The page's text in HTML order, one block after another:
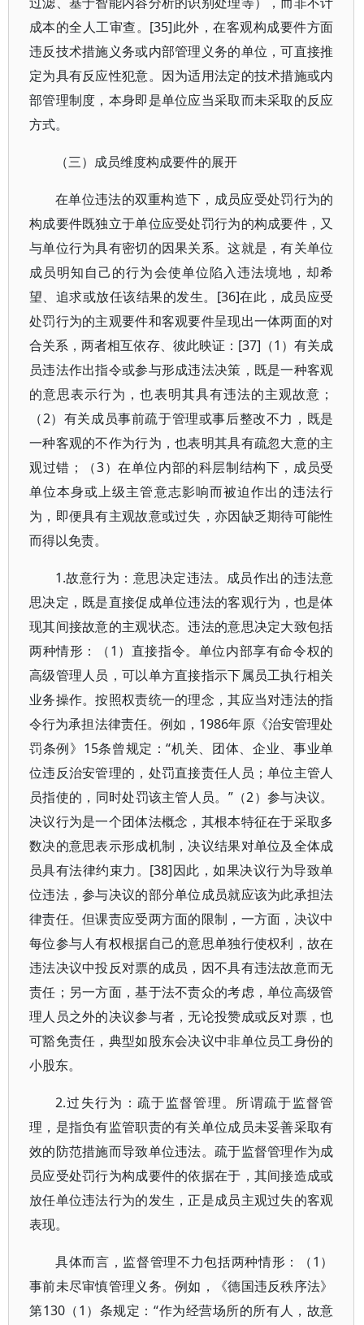
成本的全人工审查。[35]此外，在客观构成要件方面
违反技术措施义务或内部管理义务的单位，可直接推
定为具有反应性犯意。因为适用法定的技术措施或内
部管理制度，本身即是单位应当采取而未采取的反应
方式。
（三）成员维度构成要件的展开
在单位违法的双重构造下，成员应受处罚行为的
构成要件既独立于单位应受处罚行为的构成要件，又
与单位行为具有密切的因果关系。这就是，有关单位
成员明知自己的行为会使单位陷入违法境地，却希
望、追求或放任该结果的发生。[36]在此，成员应受
处罚行为的主观要件和客观要件呈现出一体两面的对
合关系，两者相互依存、彼此映证：[37]（1）有关成
员违法作出指令或参与形成违法决策，既是一种客观
的意思表示行为，也表明其具有违法的主观故意；
（2）有关成员事前疏于管理或事后整改不力，既是
一种客观的不作为行为，也表明其具有疏忽大意的主
观过错；（3）在单位内部的科层制结构下，成员受
单位本身或上级主管意志影响而被迫作出的违法行
为，即便具有主观故意或过失，亦因缺乏期待可能性
而得以免责。
1.故意行为：意思决定违法。成员作出的违法意
思决定，既是直接促成单位违法的客观行为，也是体
现其间接故意的主观状态。违法的意思决定大致包括
两种情形：（1）直接指令。单位内部享有命令权的
高级管理人员，可以单方直接指示下属员工执行相关
业务操作。按照权责统一的理念，其应当对违法的指
令行为承担法律责任。例如，1986年原《治安管理处
罚条例》15条曾规定：“机关、团体、企业、事业单
位违反治安管理的，处罚直接责任人员；单位主管人
员指使的，同时处罚该主管人员。”（2）参与决议。
决议行为是一个团体法概念，其根本特征在于采取多
数决的意思表示形成机制，决议结果对单位及全体成
员具有法律约束力。[38]因此，如果决议行为导致单
位违法，参与决议的部分单位成员就应该为此承担法
律责任。但课责应受两方面的限制，一方面，决议中
每位参与人有权根据自己的意思单独行使权利，故在
违法决议中投反对票的成员，因不具有违法故意而无
责任；另一方面，基于法不责众的考虑，单位高级管
理人员之外的决议参与者，无论投赞成或反对票，也
可豁免责任，典型如股东会决议中非单位员工身份的
小股东。
2.过失行为：疏于监督管理。所谓疏于监督管
理，是指负有监管职责的有关单位成员未妥善采取有
效的防范措施而导致单位违法。疏于监督管理作为成
员应受处罚行为构成要件的依据在于，其间接造成或
放任单位违法行为的发生，正是成员主观过失的客观
表现。
具体而言，监督管理不力包括两种情形：（1）
事前未尽审慎管理义务。例如，《德国违反秩序法》
第130（1）条规定：“作为经营场所的所有人，故意